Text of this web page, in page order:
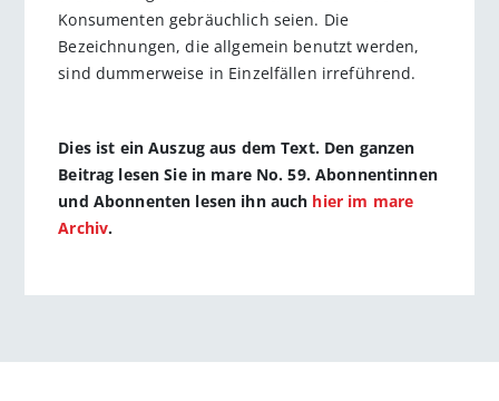
Konsumenten gebräuchlich seien. Die
Bezeichnungen, die allgemein benutzt werden,
sind dummerweise in Einzelfällen irreführend.
Dies ist ein Auszug aus dem Text. Den ganzen
Beitrag lesen Sie in mare No. 59. Abonnentinnen
und Abonnenten lesen ihn auch hier im mare
Archiv.